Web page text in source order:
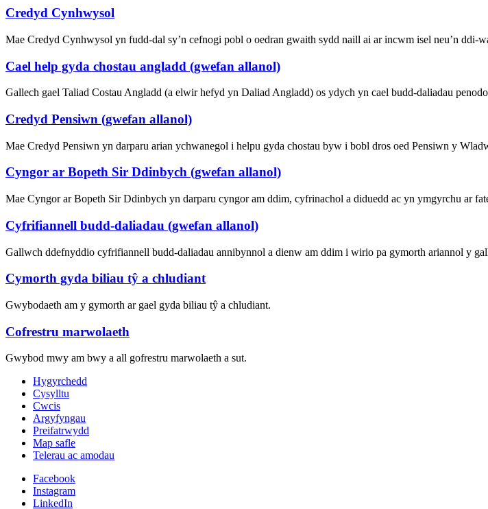
Credyd Cynhwysol
Mae Credyd Cynhwysol yn fudd-dal sy’n cefnogi pobl o oedran gwaith sydd naill ai ar incwm isel neu’n ddi-
Cael help gyda chostau angladd (gwefan allanol)
Gallech gael Taliad Costau Angladd (a elwir hefyd yn Daliad Angladd) os ydych yn cael budd-daliadau
Credyd Pensiwn (gwefan allanol)
Mae Credyd Pensiwn yn darparu arian ychwanegol i helpu gyda chostau byw i bobl dros oed Pensiwn y
Cyngor ar Bopeth Sir Ddinbych (gwefan allanol)
Mae Cyngor ar Bopeth Sir Ddinbych yn darparu cyngor am ddim, cyfrinachol a diduedd ac yn ymgyrchu ar
Cyfrifiannell budd-daliadau (gwefan allanol)
Gallwch ddefnyddio cyfrifiannell budd-daliadau annibynnol a dienw am ddim i wirio pa gymorth ariannol y
Cymorth gyda biliau tŷ a chludiant
Gwybodaeth am y gymorth ar gael gyda biliau tŷ a chludiant.
Cofrestru marwolaeth
Gwybod mwy am bwy a all gofrestru marwolaeth a sut.
Hygyrchedd
Cysylltu
Cwcis
Argyfyngau
Preifatrwydd
Map safle
Telerau ac amodau
Facebook
Instagram
LinkedIn